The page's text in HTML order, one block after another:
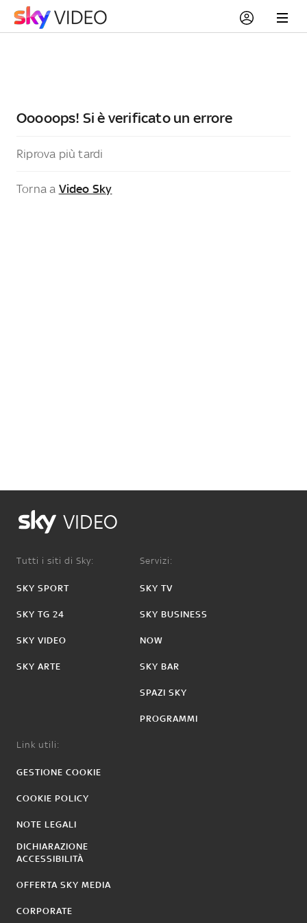
Ooooops! Si è verificato un errore
Riprova più tardi
Torna a Video Sky
VIDEO
Tutti i siti di Sky:
SKY SPORT
SKY TG 24
SKY VIDEO
SKY ARTE
Servizi:
SKY TV
SKY BUSINESS
NOW
SKY BAR
SPAZI SKY
PROGRAMMI
Link utili:
GESTIONE COOKIE
COOKIE POLICY
NOTE LEGALI
DICHIARAZIONE
ACCESSIBILITÀ
OFFERTA SKY MEDIA
CORPORATE